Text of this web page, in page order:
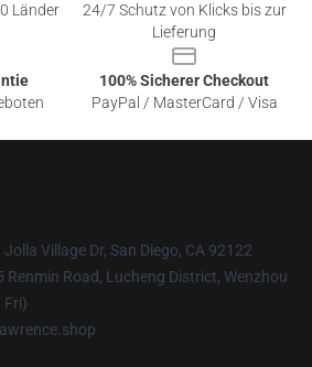
Länder
24/7 Schutz von Klicks bis zur
Lieferung
100% Sicherer Checkout
PayPal / MasterCard / Visa
Jolla Village Dr, San Diego, CA 92122
Renmin Road, Lucheng District, Wenzhou
Fri)